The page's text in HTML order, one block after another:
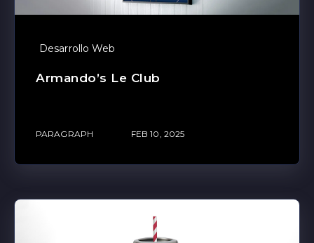
Desarrollo Web
Armando’s Le Club
PARAGRAPH FEB 10, 2025